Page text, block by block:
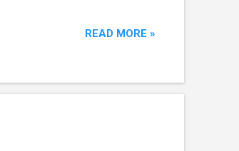
READ MORE »